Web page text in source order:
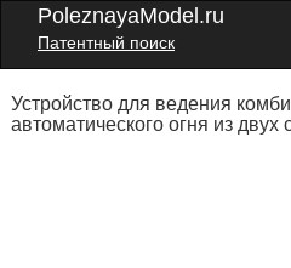
PoleznayaModel.ru
Патентный поиск
Устройство для ведения
автоматического огня из двух